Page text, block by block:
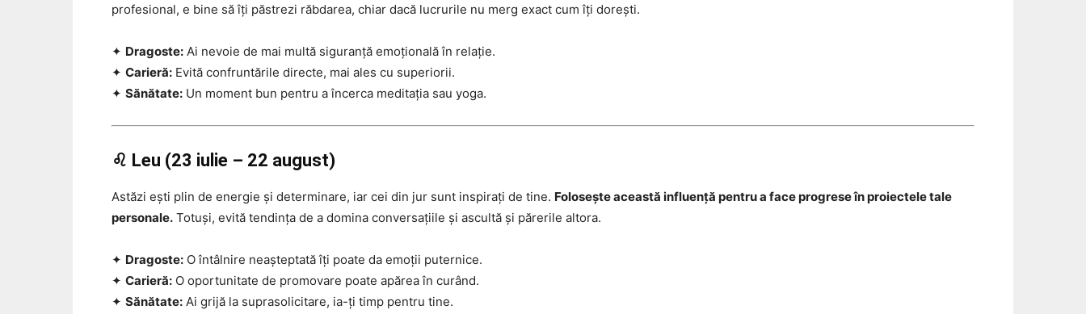
profesional, e bine să îți păstrezi răbdarea, chiar dacă lucrurile nu merg exact cum îți dorești.
✦ Dragoste: Ai nevoie de mai multă siguranță emoțională în relație.
✦ Carieră: Evită confruntările directe, mai ales cu superiorii.
✦ Sănătate: Un moment bun pentru a încerca meditația sau yoga.
♌ Leu (23 iulie – 22 august)
Astăzi ești plin de energie și determinare, iar cei din jur sunt inspirați de tine. Folosește această influență pentru a face progrese în proiectele tale
personale. Totuși, evită tendința de a domina conversațiile și ascultă și părerile altora.
✦ Dragoste: O întâlnire neașteptată îți poate da emoții puternice.
✦ Carieră: O oportunitate de promovare poate apărea în curând.
✦ Sănătate: Ai grijă la suprasolicitare, ia-ți timp pentru tine.